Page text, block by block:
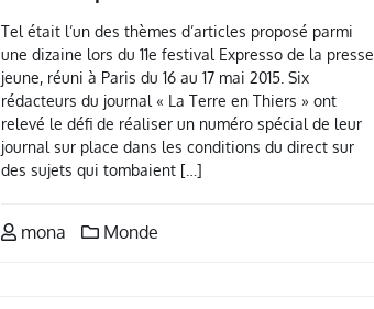
Tel était l’un des thèmes d’articles proposé parmi
une dizaine lors du 11e festival Expresso de la presse
jeune, réuni à Paris du 16 au 17 mai 2015. Six
rédacteurs du journal « La Terre en Thiers » ont
relevé le défi de réaliser un numéro spécial de leur
journal sur place dans les conditions du direct sur
des sujets qui tombaient […]
mona Monde